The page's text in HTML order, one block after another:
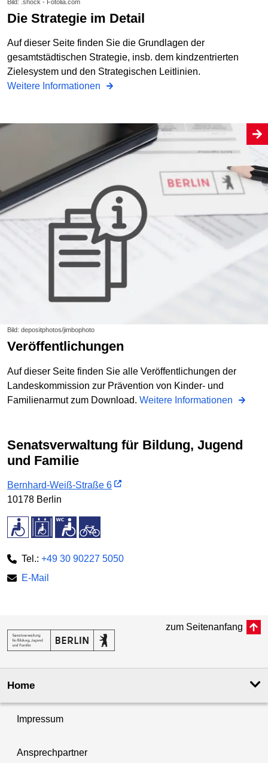
Bild: .shock - Fotolia.com
Die Strategie im Detail
Auf dieser Seite finden Sie die Grundlagen der
gesamtstädtischen Strategie, insb. dem kindzentrierten
Zielesystem und den Strategischen Leitlinien.
Weitere Informationen
Bild: depositphotos/jimbophoto
Veröffentlichungen
Auf dieser Seite finden Sie alle Veröffentlichungen der
Landeskommission zur Prävention von Kinder- und
Familienarmut zum Download. Weitere Informationen
Senatsverwaltung für Bildung, Jugend
und Familie
Bernhard-Weiß-Straße 6
10178 Berlin
Tel.: +49 30 90227 5050
E-Mail
zum Seitenanfang
Home
Impressum
Ansprechpartner